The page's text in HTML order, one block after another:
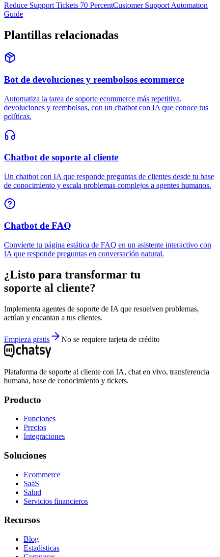
Reduce Support Tickets 70 PercentCustomer Support Automation
Guide
Plantillas relacionadas
Bot de devoluciones y reembolsos ecommerce
Automatiza la tarea de soporte ecommerce más repetitiva,
devoluciones y reembolsos, con un chatbot con IA que conoce tus
políticas.
Chatbot de soporte al cliente
Un chatbot con IA que responde preguntas de clientes desde tu base
de conocimiento y escala problemas complejos a agentes humanos.
Chatbot de FAQ
Convierte tu página estática de FAQ en un asistente interactivo con
IA que responde preguntas en conversación natural.
¿Listo para transformar tu
soporte al cliente?
Implementa agentes de soporte de IA que resuelven problemas,
actúan y encantan a tus clientes.
Empieza gratis No se requiere tarjeta de crédito
Plataforma de soporte al cliente con IA, chat en vivo, transferencia
humana, base de conocimiento y tickets.
Producto
Funciones
Precios
Integraciones
Soluciones
Ecommerce
SaaS
Salud
Servicios financieros
Recursos
Blog
Estadísticas